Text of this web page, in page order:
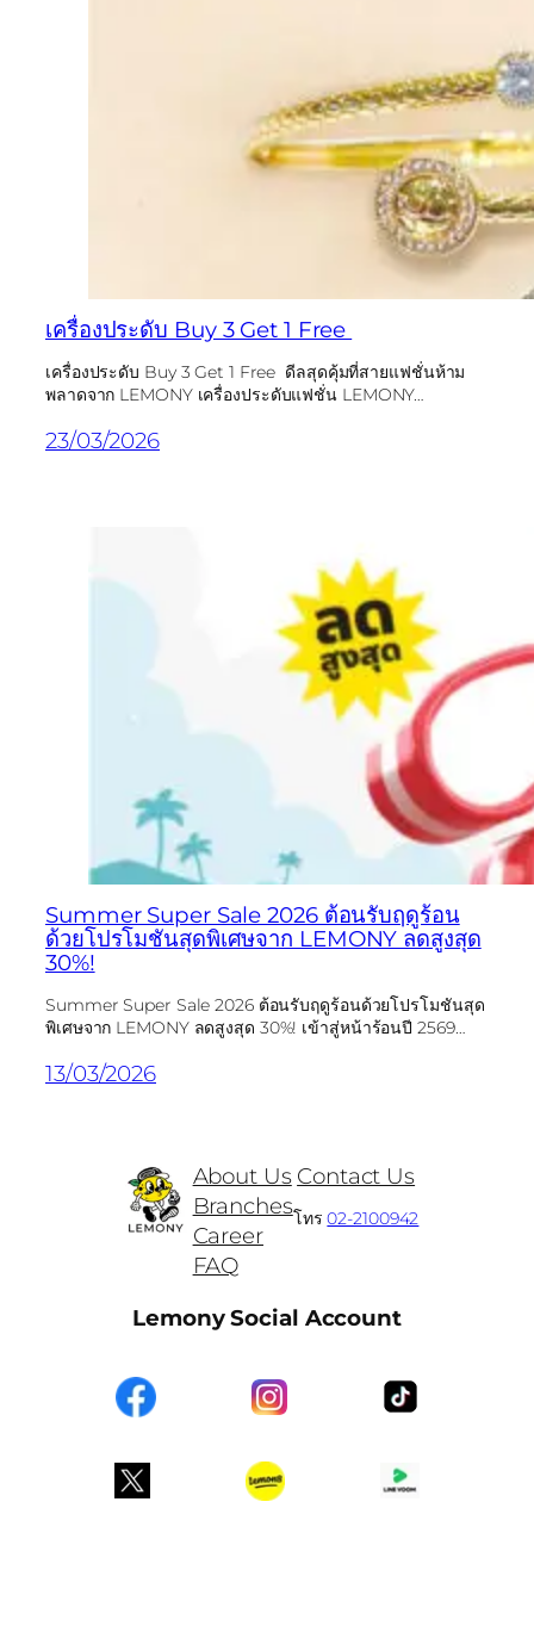
เครื่องประดับ Buy 3 Get 1 Free
เครื่องประดับ Buy 3 Get 1 Free ดีลสุดคุ้มที่สายแฟชั่นห้าม
พลาดจาก LEMONY เครื่องประดับแฟชั่น LEMONY…
23/03/2026
Summer Super Sale 2026 ต้อนรับฤดูร้อน
ด้วยโปรโมชันสุดพิเศษจาก LEMONY ลดสูงสุด
30%!
Summer Super Sale 2026 ต้อนรับฤดูร้อนด้วยโปรโมชันสุด
พิเศษจาก LEMONY ลดสูงสุด 30%! เข้าสู่หน้าร้อนปี 2569…
13/03/2026
About Us
Branches
Career
FAQ
Contact Us
โทร02-2100942
Lemony Social Account